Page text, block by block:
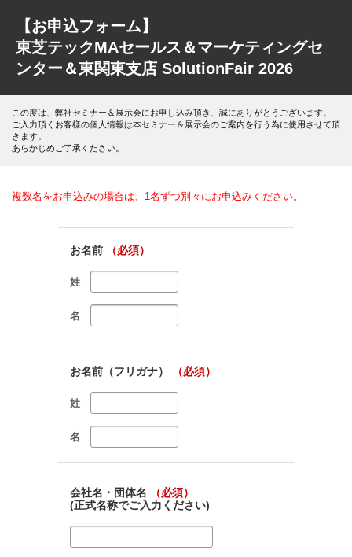
【お申込フォーム】
東芝テックMAセールス＆マーケティングセ
ンター＆東関東支店 SolutionFair 2026
この度は、弊社セミナー＆展示会にお申し込み頂き、誠にありがとうございます。
ご入力頂くお客様の個人情報は本セミナー＆展示会のご案内を行う為に使用させて頂
きます。
あらかじめご了承ください。
複数名をお申込みの場合は、1名ずつ別々にお申込みください。
お名前 （必須）
姓
名
お名前（フリガナ） （必須）
姓
名
会社名・団体名
（必須）
(正式名称でご入力ください)